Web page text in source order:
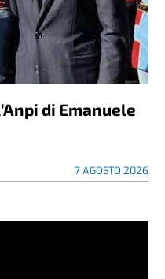
di Emanuele
7 AGOSTO 2026